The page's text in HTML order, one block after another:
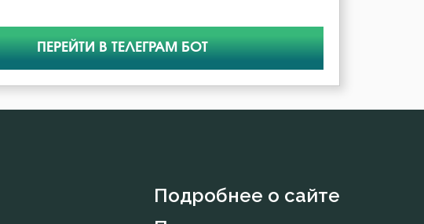
ПЕРЕЙТИ В ТЕЛЕГРАМ БОТ
Подробнее о сайте